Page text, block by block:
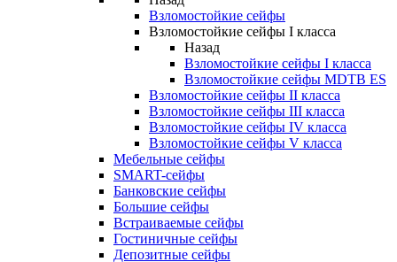
Взломостойкие сейфы
Взломостойкие сейфы I класса
Назад
Взломостойкие сейфы I класса
Взломостойкие сейфы MDTB ES
Взломостойкие сейфы II класса
Взломостойкие сейфы III класса
Взломостойкие сейфы IV класса
Взломостойкие сейфы V класса
Мебельные сейфы
SMART-сейфы
Банковские сейфы
Большие сейфы
Встраиваемые сейфы
Гостиничные сейфы
Депозитные сейфы